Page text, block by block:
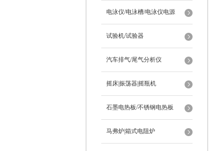
电泳仪/电泳槽/电泳仪电源
试验机/试验器
汽车排气/尾气分析仪
摇床|振荡器|摇瓶机
石墨电热板/不锈钢电热板
马弗炉|箱式电阻炉